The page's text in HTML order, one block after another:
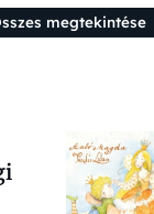
megtekintése